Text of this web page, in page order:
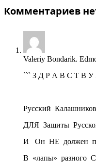
Комментариев
Valeriy Bondarik.
``` З Д Р А В С Т В
Русский
ДЛЯ Защиты
И Он НЕ должен
В «лапы» разного